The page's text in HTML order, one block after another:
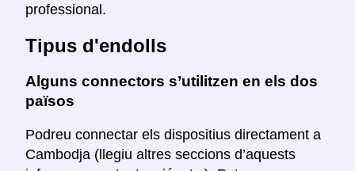
professional.
Tipus d'endolls
Alguns connectors s’utilitzen en els dos
països
Podreu connectar els dispositius directament a
Cambodja (llegiu altres seccions d’aquests